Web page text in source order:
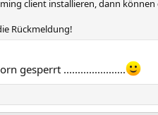
client installieren, dann
Rückmeldung!
gesperrt ......................